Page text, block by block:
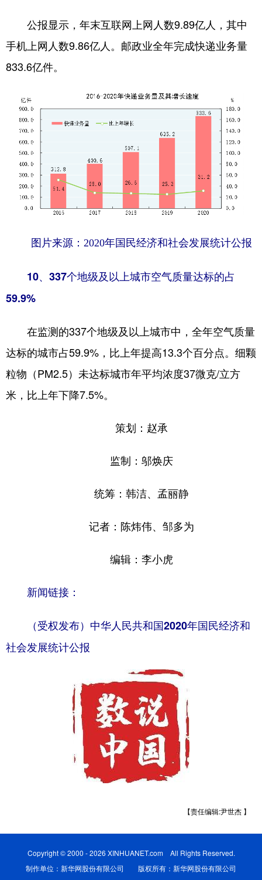
公报显示，年末互联网上网人数9.89亿人，其中
手机上网人数9.86亿人。邮政业全年完成快递业务量
833.6亿件。
图片来源：2020年国民经济和社会发展统计公报
10、337个地级及以上城市空气质量达标的占
59.9%
在监测的337个地级及以上城市中，全年空气质量
达标的城市占59.9%，比上年提高13.3个百分点。细颗
粒物（PM2.5）未达标城市年平均浓度37微克/立方
米，比上年下降7.5%。
策划：赵承
监制：邬焕庆
统筹：韩洁、孟丽静
记者：陈炜伟、邹多为
编辑：李小虎
新闻链接：
（受权发布）中华人民共和国2020年国民经济和
社会发展统计公报
【责任编辑:尹世杰 】
Copyright © 2000 - 2026 XINHUANET.com All Rights Reserved.
制作单位：新华网股份有限公司 版权所有：新华网股份有限公司